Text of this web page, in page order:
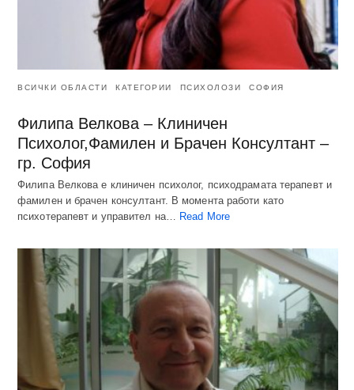
ВСИЧКИ ОБЛАСТИ КАТЕГОРИИ ПСИХОЛОЗИ СОФИЯ
Филипа Велкова – Клиничен
Психолог,Фамилен и Брачен Консултант –
гр. София
Филипа Велкова е клиничен психолог, психодрамата терапевт и
фамилен и брачен консултант. В момента работи като
психотерапевт и управител на… Read More